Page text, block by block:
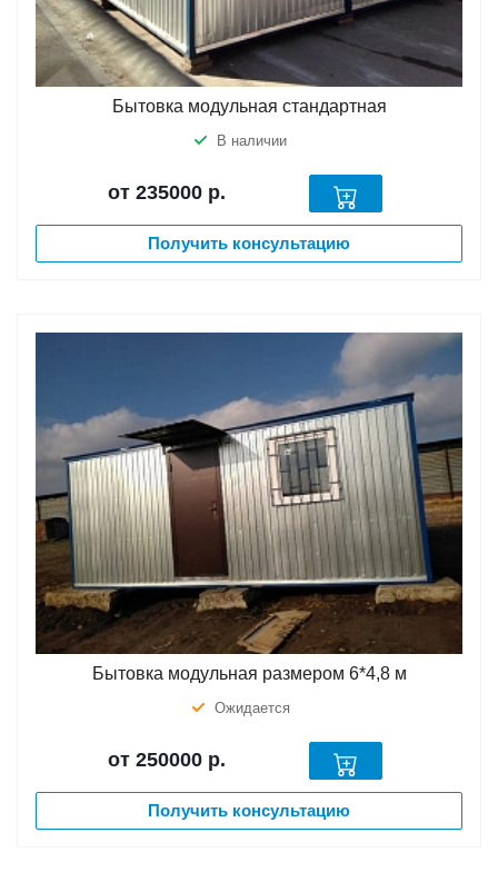
Бытовка модульная стандартная
В наличии
от 235000 р.
Получить консультацию
Бытовка модульная размером 6*4,8 м
Ожидается
от 250000 р.
Получить консультацию